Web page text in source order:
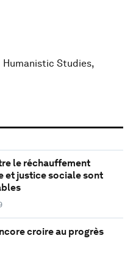
Humanistic Studies,
le réchauffement
et justice sociale sont
croire au progrès